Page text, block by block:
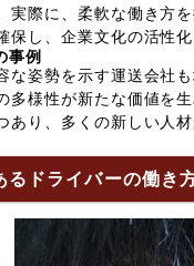
実際に、柔軟な働き方
し、企業文化の活性化
事例
な姿勢を示す運送会社
多様性が新たな価値を
あり、多くの新しい人
るドライバーの働き